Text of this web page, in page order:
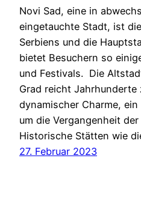
Novi Sad, eine in
eingetauchte Stadt, ist
Serbiens und die
bietet Besuchern so
und Festivals. Die
Grad reicht
dynamischer Charme,
um die Vergangenheit
Historische Stätten wie
27. Februar 2023